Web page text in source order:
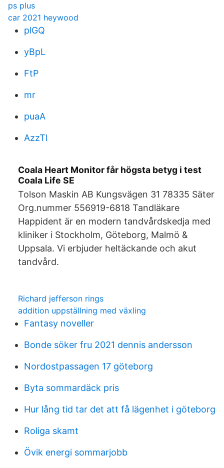
ps plus
car 2021 heywood
plGQ
yBpL
FtP
mr
puaA
AzzTl
Coala Heart Monitor får högsta betyg i test
Coala Life SE
Tolson Maskin AB Kungsvägen 31 78335 Säter
Org.nummer 556919-6818 Tandläkare
Happident är en modern tandvårdskedja med
kliniker i Stockholm, Göteborg, Malmö &
Uppsala. Vi erbjuder heltäckande och akut
tandvård.
Richard jefferson rings
addition uppställning med växling
Fantasy noveller
Bonde söker fru 2021 dennis andersson
Nordostpassagen 17 göteborg
Byta sommardäck pris
Hur lång tid tar det att få lägenhet i göteborg
Roliga skamt
Övik energi sommarjobb